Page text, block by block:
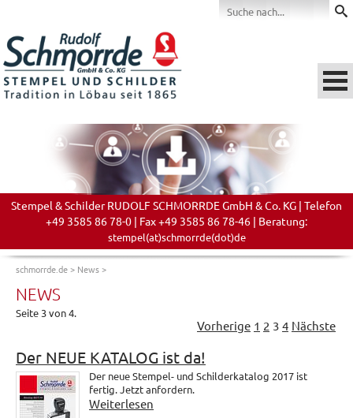
Stempel & Schilder RUDOLF SCHMORRDE GmbH & Co. KG | Telefon
+49 3585 86 78-0 | Fax +49 3585 86 78-46 | Beratung:
stempel(at)schmorrde(dot)de
schmorrde.de> News>
NEWS
Seite 3 von 4.
Vorherige 1 2 3 4 Nächste
Der NEUE KATALOG ist da!
Der neue Stempel- und Schilderkatalog 2017 ist
fertig. Jetzt anfordern.
Weiterlesen